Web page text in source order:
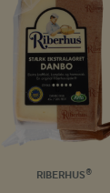
RIBERHUS®